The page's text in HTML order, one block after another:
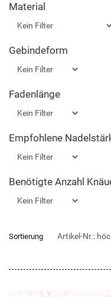
Material
Gebindeform
Fadenlänge
Empfohlene
Benötigte Anzahl
Sortierung